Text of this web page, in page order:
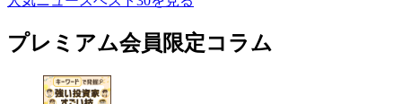
プレミアム会員限定コラム